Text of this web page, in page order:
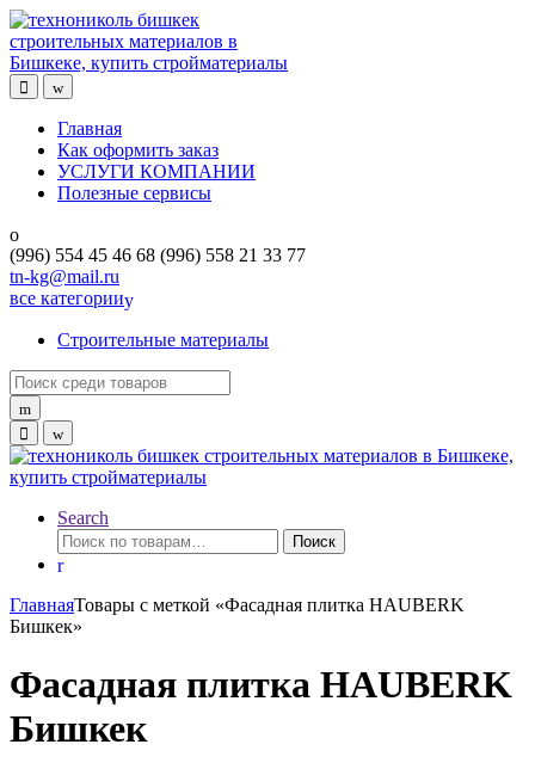
Skip
to
navigation
Skip
to
content
Главная
Как оформить заказ
УСЛУГИ КОМПАНИИ
Полезные сервисы
(996) 554 45 46 68 (996) 558 21 33 77
tn-kg@mail.ru
все категории
Строительные материалы
Search
for:
Search
Искать:
Поиск
ГлавнаяТовары с меткой «Фасадная плитка HAUBERK
Бишкек»
Фасадная плитка HAUBERK
Бишкек